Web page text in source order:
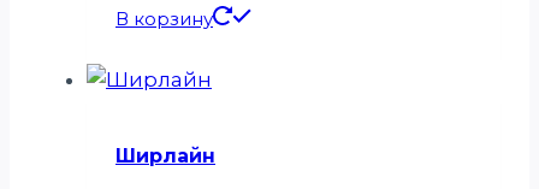
В корзину
Ширлайн